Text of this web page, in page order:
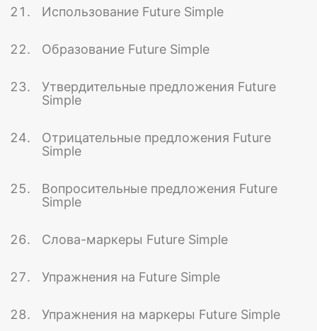
Использование Future Simple
Образование Future Simple
Утвердительные предложения Future
Simple
Отрицательные предложения Future
Simple
Вопросительные предложения Future
Simple
Слова-маркеры Future Simple
Упражнения на Future Simple
Упражнения на маркеры Future Simple